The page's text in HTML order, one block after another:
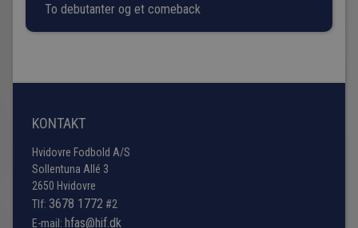
To debutanter og et comeback
KONTAKT
Hvidovre Fodbold A/S
Sollentuna Allé 3
2650 Hvidovre
Tlf: 3678 1772 #2
E-mail: hfas@hif.dk